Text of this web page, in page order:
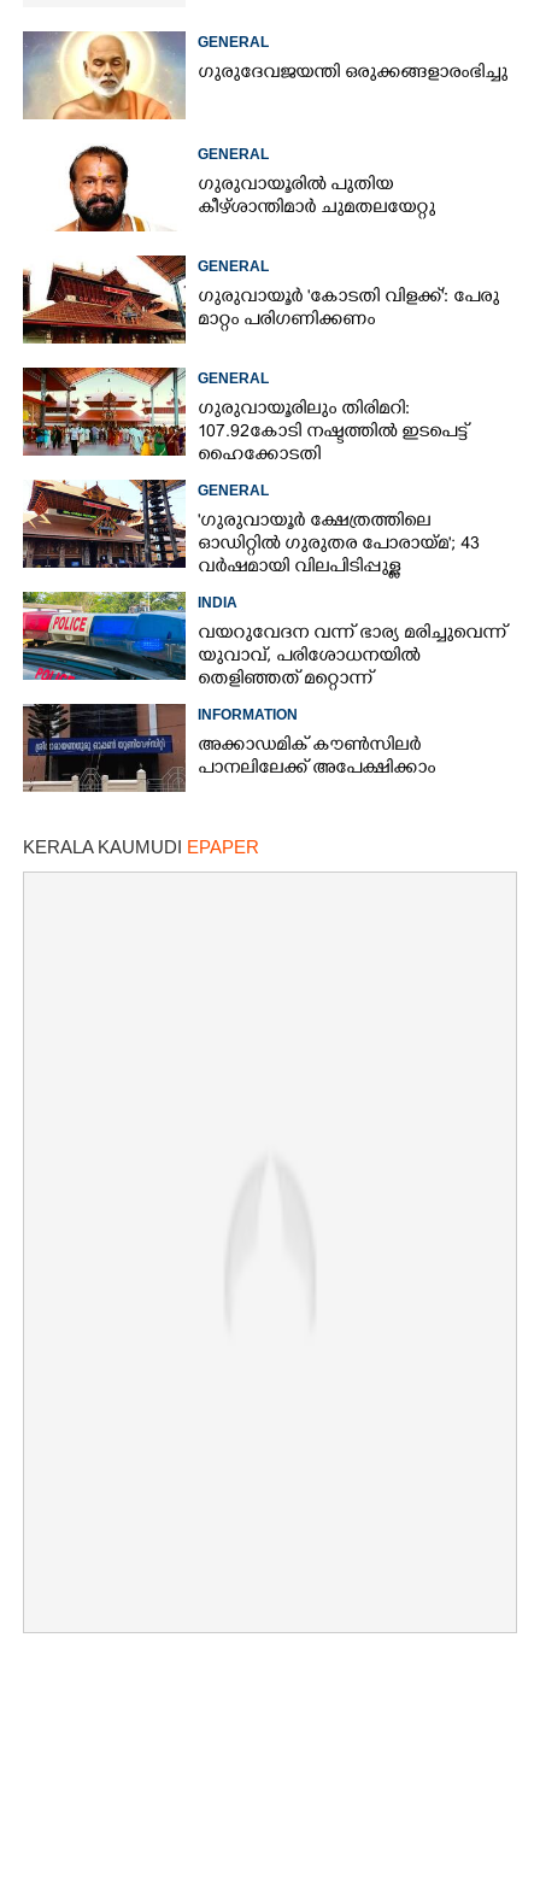
GENERAL
ഗുരുദേവജയന്തി ഒരുക്കങ്ങളാരംഭിച്ചു
GENERAL
ഗുരുവായൂരിൽ പുതിയ
കീഴ്ശാന്തിമാർ ചുമതലയേറ്റു
GENERAL
ഗുരുവായൂർ 'കോടതി വിളക്ക്': പേരു
മാറ്റം പരിഗണിക്കണം
GENERAL
ഗുരുവായൂരിലും തിരിമറി:
107.92 കോടി നഷ്ടത്തിൽ ഇടപെട്ട്
ഹൈക്കോടതി
GENERAL
'ഗുരുവായൂർ ക്ഷേത്രത്തിലെ
ഓഡിറ്റിൽ ഗുരുതര പോരായ്മ'; 43
വർഷമായി വിലപിടിപ്പുള്ള
നടത്തിയിട്ടില്ലെന്ന് ഹൈക്കോടതി
INDIA
വയറുവേദന വന്ന് ഭാര്യ മരിച്ചുവെന്ന്
യുവാവ്,​ പരിശോധനയിൽ
തെളിഞ്ഞത് മറ്റൊന്ന്
INFORMATION
അക്കാഡമിക് കൗൺസിലർ
പാനലിലേക്ക് അപേക്ഷിക്കാം
KERALA KAUMUDI EPAPER